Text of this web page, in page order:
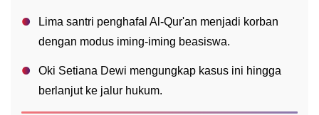
Lima santri penghafal Al-Qur'an menjadi korban
dengan modus iming-iming beasiswa.
Oki Setiana Dewi mengungkap kasus ini hingga
berlanjut ke jalur hukum.